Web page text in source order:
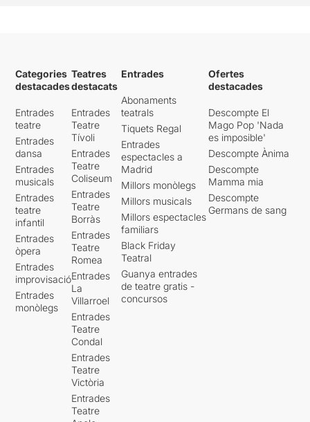
Categories
destacades
Entrades
teatre
Entrades
dansa
Entrades
musicals
Entrades
teatre
infantil
Entrades
òpera
Entrades
improvisació
Entrades
monòlegs
Teatres
destacats
Entrades
Teatre
Tívoli
Entrades
Teatre
Coliseum
Entrades
Teatre
Borràs
Entrades
Teatre
Romea
Entrades
La
Villarroel
Entrades
Teatre
Condal
Entrades
Teatre
Victòria
Entrades
Teatre
Entrades
Abonaments
teatrals
Tiquets Regal
Entrades
espectacles a
Madrid
Millors monòlegs
Millors musicals
Millors espectacles
familiars
Black Friday
Teatral
Guanya entrades
de teatre gratis -
concursos
Ofertes
destacades
Descompte El
Mago Pop 'Nada
es imposible'
Descompte Ànima
Descompte
Mamma mia
Descompte
Germans de sang